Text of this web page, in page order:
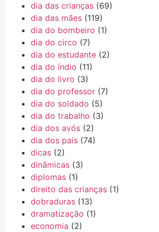
dia das crianças (69)
dia das mães (119)
dia do bombeiro (1)
dia do circo (7)
dia do estudante (2)
dia do índio (11)
dia do livro (3)
dia do professor (7)
dia do soldado (5)
dia do trabalho (3)
dia dos avós (2)
dia dos pais (74)
dicas (2)
dinâmicas (3)
diplomas (1)
direito das crianças (1)
dobraduras (13)
dramatização (1)
economia (2)